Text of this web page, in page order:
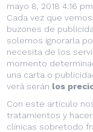
mayo 8, 2018 4:16 pm
Cada vez que
buzones de
solemos ignorarla
necesita de los
momento
una carta o
verá serán los
Con este artículo
tratamientos y
clínicas sobretodo